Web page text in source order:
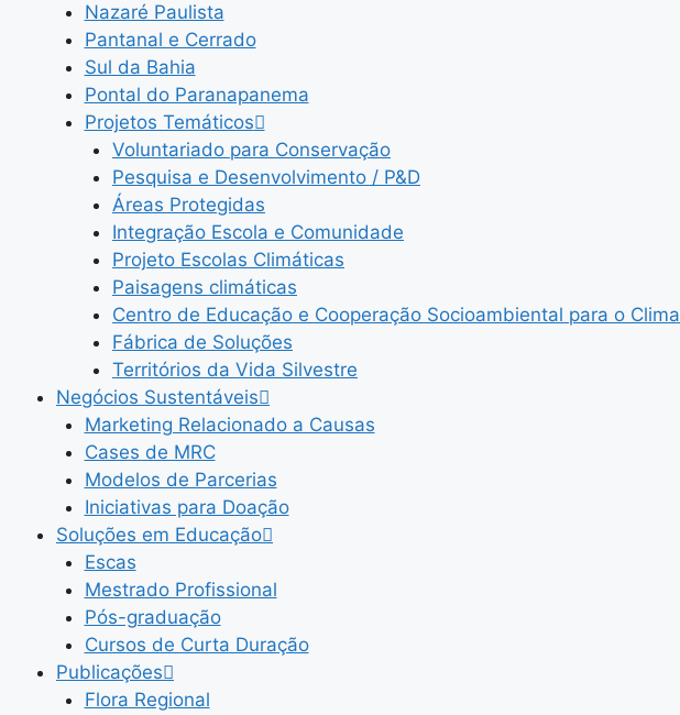
Nazaré Paulista
Pantanal e Cerrado
Sul da Bahia
Pontal do Paranapanema
Projetos Temáticos
Voluntariado para Conservação
Pesquisa e Desenvolvimento / P&D
Áreas Protegidas
Integração Escola e Comunidade
Projeto Escolas Climáticas
Paisagens climáticas
Centro de Educação e Cooperação Socioambiental para o Clima
Fábrica de Soluções
Territórios da Vida Silvestre
Negócios Sustentáveis
Marketing Relacionado a Causas
Cases de MRC
Modelos de Parcerias
Iniciativas para Doação
Soluções em Educação
Escas
Mestrado Profissional
Pós-graduação
Cursos de Curta Duração
Publicações
Flora Regional